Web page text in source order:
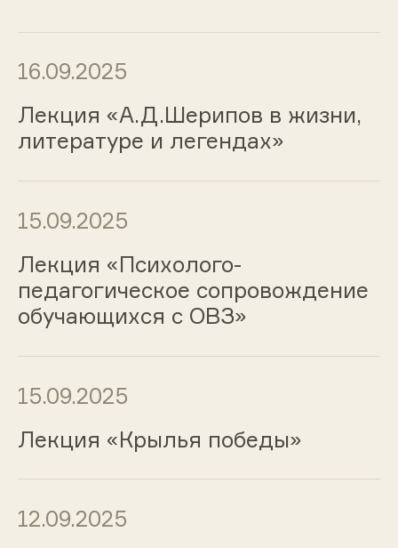
16.09.2025
Лекция «А.Д.Шерипов в жизни,
литературе и легендах»
15.09.2025
Лекция «Психолого-
педагогическое сопровождение
обучающихся с ОВЗ»
15.09.2025
Лекция «Крылья победы»
12.09.2025